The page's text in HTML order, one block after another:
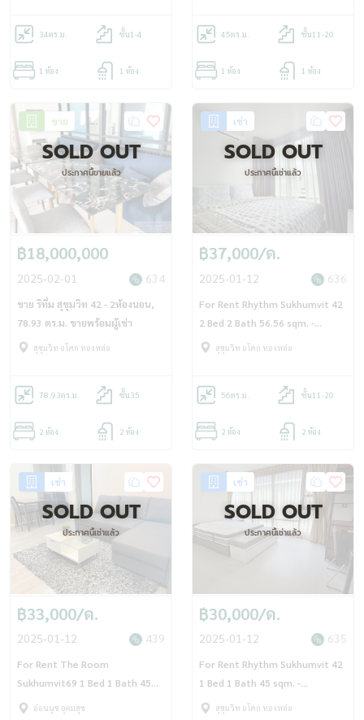
34ตร.ม. ชั้น1-4
1 ห้อง 1 ห้อง
45ตร.ม. ชั้น11-20
1 ห้อง 1 ห้อง
ขาย
SOLD OUT
ประกาศนี้ขายแล้ว
฿18,000,000
2025-02-01 634
ขาย ริทึ่ม สุขุมวิท 42 - 2ห้องนอน,
78.93 ตร.ม. ขายพร้อมผู้เช่า
สุขุมวิท อโศก ทองหล่อ
78.93ตร.ม. ชั้น35
2 ห้อง 2 ห้อง
เช่า
SOLD OUT
ประกาศนี้เช่าแล้ว
฿37,000/ด.
2025-01-12 636
For Rent Rhythm Sukhumvit 42
2 Bed 2 Bath 56.56 sqm. -
OJ_162_RT42R
สุขุมวิท อโศก ทองหล่อ
56ตร.ม. ชั้น11-20
2 ห้อง 2 ห้อง
เช่า
SOLD OUT
ประกาศนี้เช่าแล้ว
฿33,000/ด.
2025-01-12 439
For Rent The Room
Sukhumvit69 1 Bed 1 Bath 45
sqm. - OJ_161_TR69
อ่อนนุช อุดมสุข
เช่า
SOLD OUT
ประกาศนี้เช่าแล้ว
฿30,000/ด.
2025-01-12 635
For Rent Rhythm Sukhumvit 42
1 Bed 1 Bath 45 sqm. -
OJ_159_RT42
สุขุมวิท อโศก ทองหล่อ